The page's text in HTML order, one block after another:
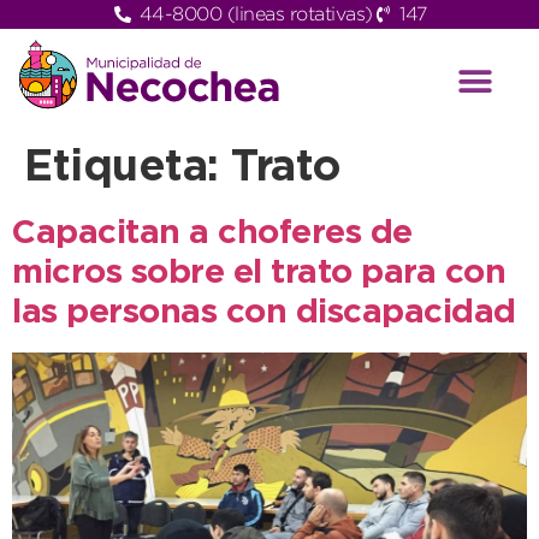
44-8000 (lineas rotativas) 147
Etiqueta: Trato
Capacitan a choferes de
micros sobre el trato para con
las personas con discapacidad